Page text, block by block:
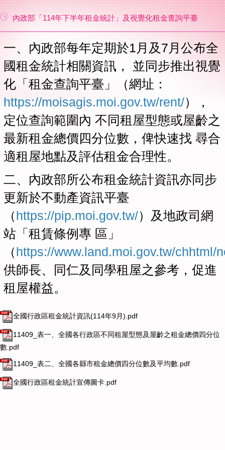
內政部「114年下半年租金統計」及視覺化租金查詢平臺
一、內政部每年定期於1月及7月公布全
國租金統計相關資訊， 並同步推出視覺
化「租金查詢平臺」（網址：
https://moisagis.moi.gov.tw/rent/），
定位查詢範圍內 不同租屋型態或屋齡之
最新租金總價四分位數，俾快速找 尋合
適租屋地點及評估租金合理性。
二、 內政部所公布租金統計資訊亦同步
更新於不動產資訊平臺
（ https://pip.moi.gov.tw/）及地政司網
站「租賃條例專 區」
（ https://www.land.moi.gov.tw/chhtml/
供師長、同仁及同學租屋之參考，促進
租屋權益。
全國行政區租金統計資訊(114年9月).pdf
11409_表一、全國各行政區不同租屋型態及屋齡之租金總價四分位
數.pdf
11409_表二、全國各縣市租金總價四分位數及平均數.pdf
全國行政區租金統計宣傳圖卡.pdf